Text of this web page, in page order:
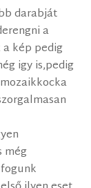
darabját
a
kép pedig
igy is,pedig
még